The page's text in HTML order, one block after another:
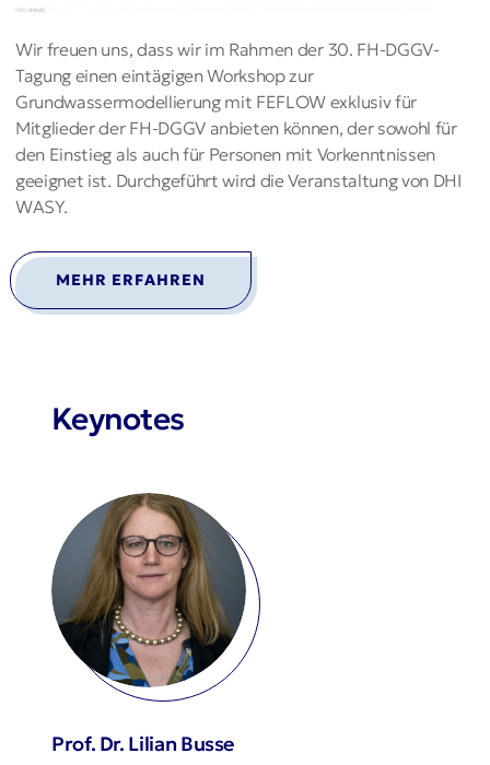
Wir freuen uns, dass wir im Rahmen der 30. FH-DGGV-
Tagung einen eintägigen Workshop zur
Grundwassermodellierung mit FEFLOW exklusiv für
Mitglieder der FH-DGGV anbieten können, der sowohl für
den Einstieg als auch für Personen mit Vorkenntnissen
geeignet ist. Durchgeführt wird die Veranstaltung von DHI
WASY.
MEHR ERFAHREN
Keynotes
Prof. Dr. Lilian Busse